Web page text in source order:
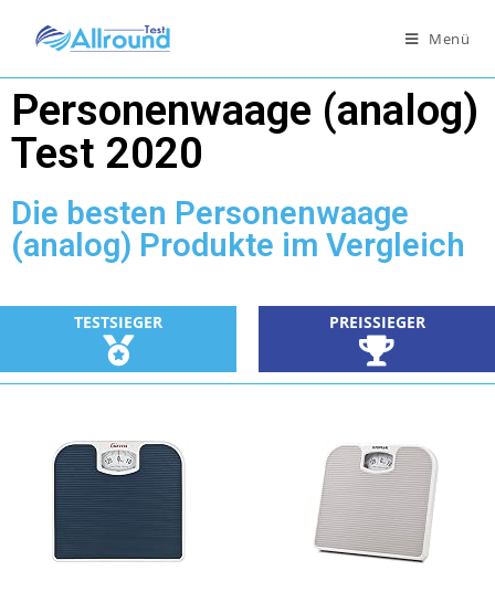
Menü
Personenwaage (analog)
Test 2020
Die besten Personenwaage
(analog) Produkte im Vergleich
TESTSIEGER PREISSIEGER